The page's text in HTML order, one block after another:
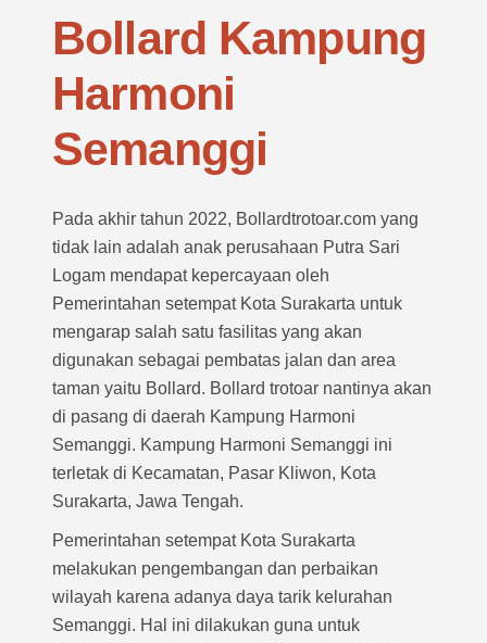
Bollard Kampung
Harmoni
Semanggi
Pada akhir tahun 2022, Bollardtrotoar.com yang
tidak lain adalah anak perusahaan Putra Sari
Logam mendapat kepercayaan oleh
Pemerintahan setempat Kota Surakarta untuk
mengarap salah satu fasilitas yang akan
digunakan sebagai pembatas jalan dan area
taman yaitu Bollard. Bollard trotoar nantinya akan
di pasang di daerah Kampung Harmoni
Semanggi. Kampung Harmoni Semanggi ini
terletak di Kecamatan, Pasar Kliwon, Kota
Surakarta, Jawa Tengah.
Pemerintahan setempat Kota Surakarta
melakukan pengembangan dan perbaikan
wilayah karena adanya daya tarik kelurahan
Semanggi. Hal ini dilakukan guna untuk